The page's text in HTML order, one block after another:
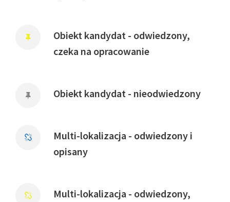
Obiekt kandydat - odwiedzony,
czeka na opracowanie
Obiekt kandydat - nieodwiedzony
Multi-lokalizacja - odwiedzony i
opisany
Multi-lokalizacja - odwiedzony,